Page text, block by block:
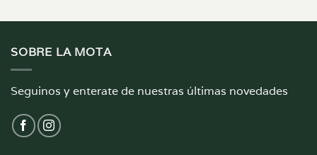
SOBRE LA MOTA
Seguinos y enterate de nuestras últimas novedades